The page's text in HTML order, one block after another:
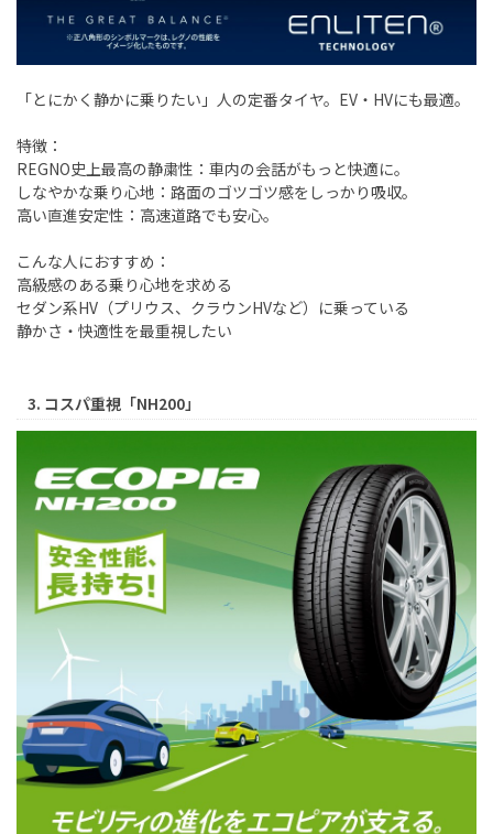
「とにかく静かに乗りたい」人の定番タイヤ。EV・HVにも最適。
特徴：
REGNO史上最高の静粛性：車内の会話がもっと快適に。
しなやかな乗り心地：路面のゴツゴツ感をしっかり吸収。
高い直進安定性：高速道路でも安心。
こんな人におすすめ：
高級感のある乗り心地を求める
セダン系HV（プリウス、クラウンHVなど）に乗っている
静かさ・快適性を最重視したい
3. コスパ重視「NH200」